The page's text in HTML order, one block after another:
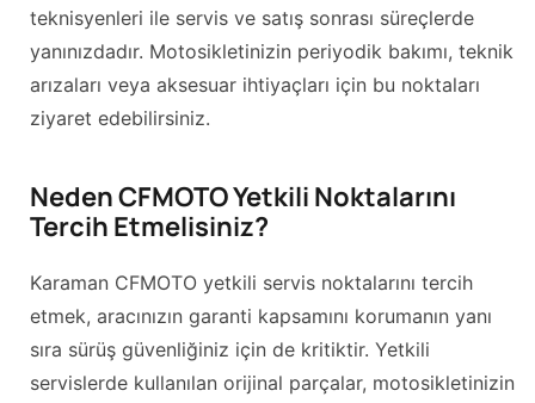
teknisyenleri ile servis ve satış sonrası süreçlerde
yanınızdadır. Motosikletinizin periyodik bakımı, teknik
arızaları veya aksesuar ihtiyaçları için bu noktaları
ziyaret edebilirsiniz.
Neden CFMOTO Yetkili Noktalarını
Tercih Etmelisiniz?
Karaman CFMOTO yetkili servis noktalarını tercih
etmek, aracınızın garanti kapsamını korumanın yanı
sıra sürüş güvenliğiniz için de kritiktir. Yetkili
servislerde kullanılan orijinal parçalar, motosikletinizin